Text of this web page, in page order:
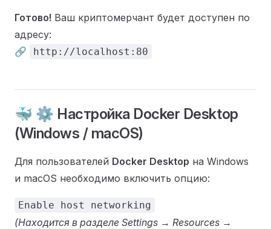
Готово! Ваш криптомерчант будет доступен по
адресу:
🔗
http://localhost:80
🐳 ⚙️ Настройка Docker Desktop
(Windows / macOS)
Для пользователей Docker Desktop на Windows
и macOS необходимо включить опцию:
Enable host networking
(Находится в разделе Settings → Resources →